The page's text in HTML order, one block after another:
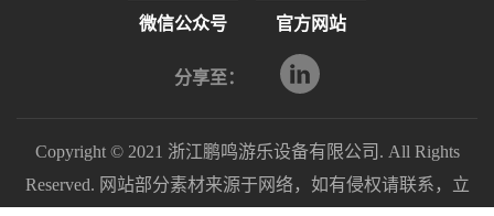
微信公众号 官方网站
分享至：
Copyright © 2021 浙江鹏鸣游乐设备有限公司. All Rights
Reserved. 网站部分素材来源于网络，如有侵权请联系，立